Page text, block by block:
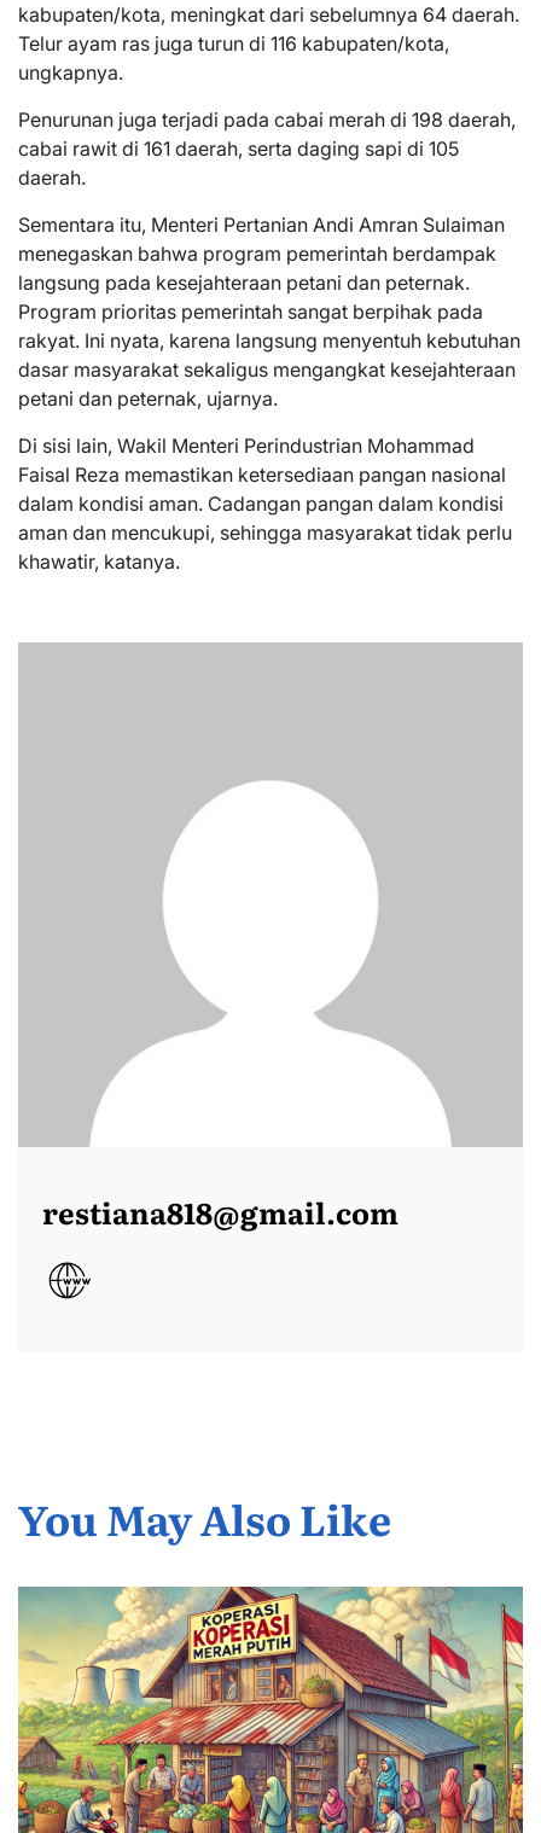
kabupaten/kota, meningkat dari sebelumnya 64 daerah.
Telur ayam ras juga turun di 116 kabupaten/kota,
ungkapnya.
Penurunan juga terjadi pada cabai merah di 198 daerah,
cabai rawit di 161 daerah, serta daging sapi di 105
daerah.
Sementara itu, Menteri Pertanian Andi Amran Sulaiman
menegaskan bahwa program pemerintah berdampak
langsung pada kesejahteraan petani dan peternak.
Program prioritas pemerintah sangat berpihak pada
rakyat. Ini nyata, karena langsung menyentuh kebutuhan
dasar masyarakat sekaligus mengangkat kesejahteraan
petani dan peternak, ujarnya.
Di sisi lain, Wakil Menteri Perindustrian Mohammad
Faisal Reza memastikan ketersediaan pangan nasional
dalam kondisi aman. Cadangan pangan dalam kondisi
aman dan mencukupi, sehingga masyarakat tidak perlu
khawatir, katanya.
restiana818@gmail.com
You May Also Like